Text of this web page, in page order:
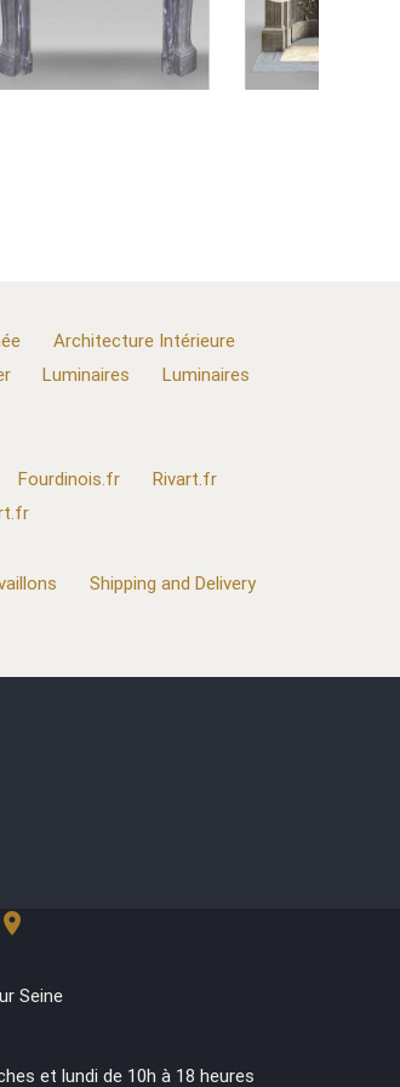
Architecture Intérieure
Luminaires
Luminaires
Fourdinois.fr
Rivart.fr
Shipping and Delivery
location_on
Seine
et lundi de 10h à 18 heures